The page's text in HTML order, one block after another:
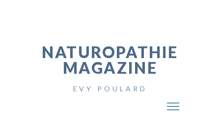
NATUROPATHIE
MAGAZINE
EVY POULARD